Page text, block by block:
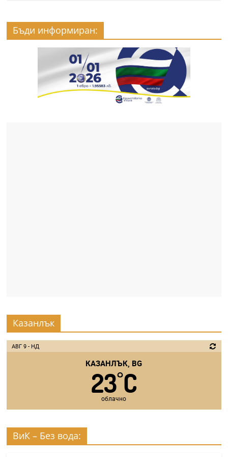
Бъди информиран:
Казанлък
АВГ 9 - НД
КАЗАНЛЪК, BG
23°C
облачно
ВиК – Без вода: